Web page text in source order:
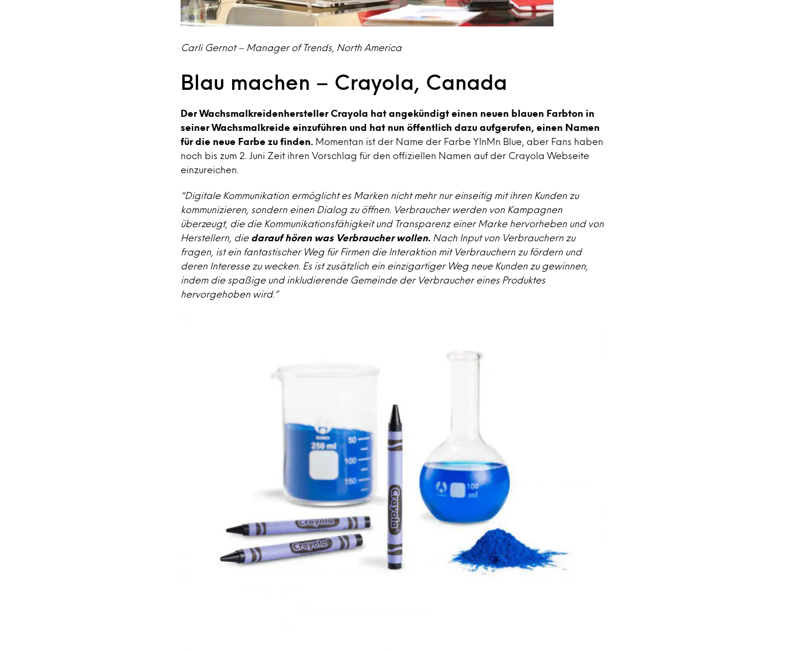
Carli Gernot – Manager of Trends, North America
Blau machen – Crayola, Canada
Der Wachsmalkreidenhersteller Crayola hat angekündigt einen neuen blauen Farbton in
seiner Wachsmalkreide einzuführen und hat nun öffentlich dazu aufgerufen, einen Namen
für die neue Farbe zu finden.
Momentan ist der Name der Farbe YInMn Blue, aber Fans haben
noch bis zum 2. Juni Zeit ihren Vorschlag für den offiziellen Namen auf der Crayola Webseite
einzureichen.
“Digitale Kommunikation ermöglicht es Marken nicht mehr nur einseitig mit ihren Kunden zu
kommunizieren, sondern einen Dialog zu öffnen. Verbraucher werden von Kampagnen
überzeugt, die die Kommunikationsfähigkeit und Transparenz einer Marke hervorheben und von
Herstellern, die darauf hören was Verbraucher wollen.
Nach Input von Verbrauchern zu
fragen, ist ein fantastischer Weg für Firmen die Interaktion mit Verbrauchern zu fördern und
deren Interesse zu wecken. Es ist zusätzlich ein einzigartiger Weg neue Kunden zu gewinnen,
indem die spaßige und inkludierende Gemeinde der Verbraucher eines Produktes
hervorgehoben wird.”